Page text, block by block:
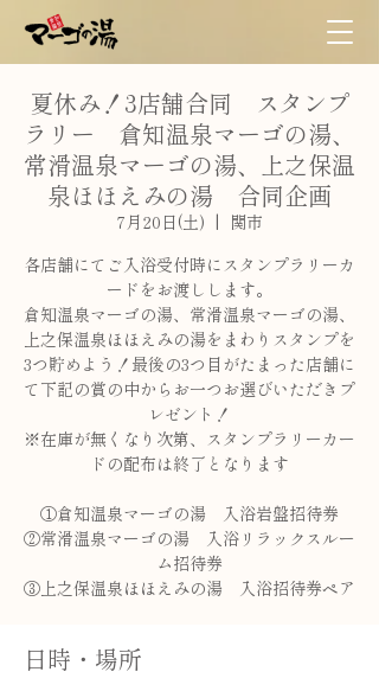
夏休み！3店舗合同 スタンプ
ラリー 倉知温泉マーゴの湯、
常滑温泉マーゴの湯、上之保温
泉ほほえみの湯 合同企画
7月20日(土)
  |
関市
各店舗にてご入浴受付時にスタンプラリーカ
ードをお渡しします。
倉知温泉マーゴの湯、常滑温泉マーゴの湯、
上之保温泉ほほえみの湯をまわりスタンプを
3つ貯めよう！最後の3つ目がたまった店舗に
て下記の賞の中からお一つお選びいただきプ
レゼント！
※在庫が無くなり次第、スタンプラリーカー
ドの配布は終了となります
①倉知温泉マーゴの湯 入浴岩盤招待券
②常滑温泉マーゴの湯 入浴リラックスルー
ム招待券
③上之保温泉ほほえみの湯 入浴招待券ペア
日時・場所